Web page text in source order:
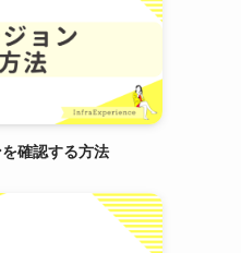
確認する方法